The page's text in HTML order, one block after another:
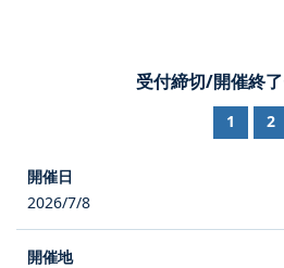
受付締切/開催終
1 2
2026/7/8